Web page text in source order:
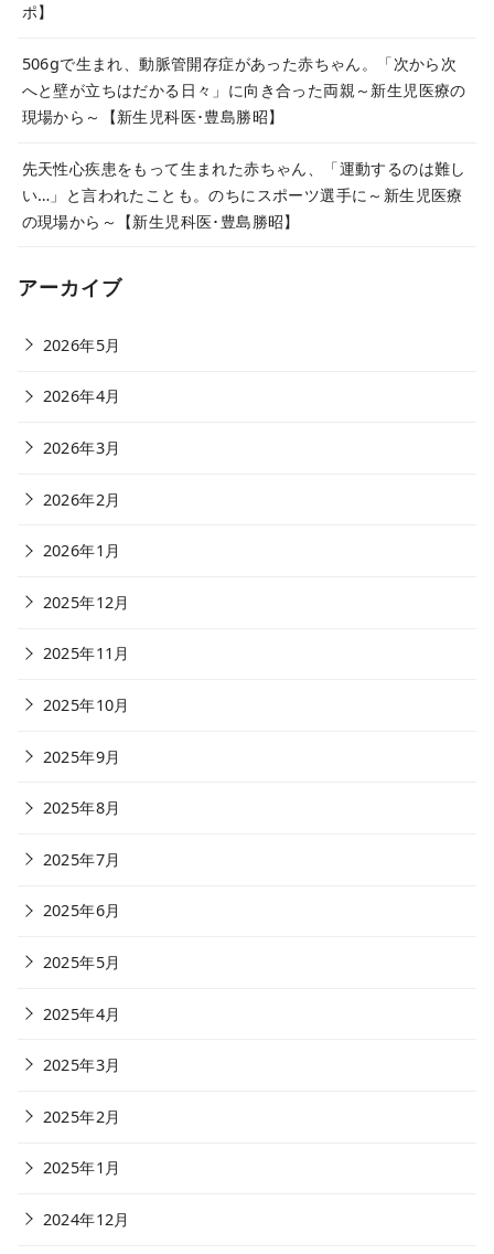
ポ】
506gで生まれ、動脈管開存症があった赤ちゃん。「次から次
へと壁が立ちはだかる日々」に向き合った両親～新生児医療の
現場から～【新生児科医･豊島勝昭】
先天性心疾患をもって生まれた赤ちゃん、「運動するのは難し
い…」と言われたことも。のちにスポーツ選手に～新生児医療
の現場から～【新生児科医･豊島勝昭】
アーカイブ
2026年5月
2026年4月
2026年3月
2026年2月
2026年1月
2025年12月
2025年11月
2025年10月
2025年9月
2025年8月
2025年7月
2025年6月
2025年5月
2025年4月
2025年3月
2025年2月
2025年1月
2024年12月